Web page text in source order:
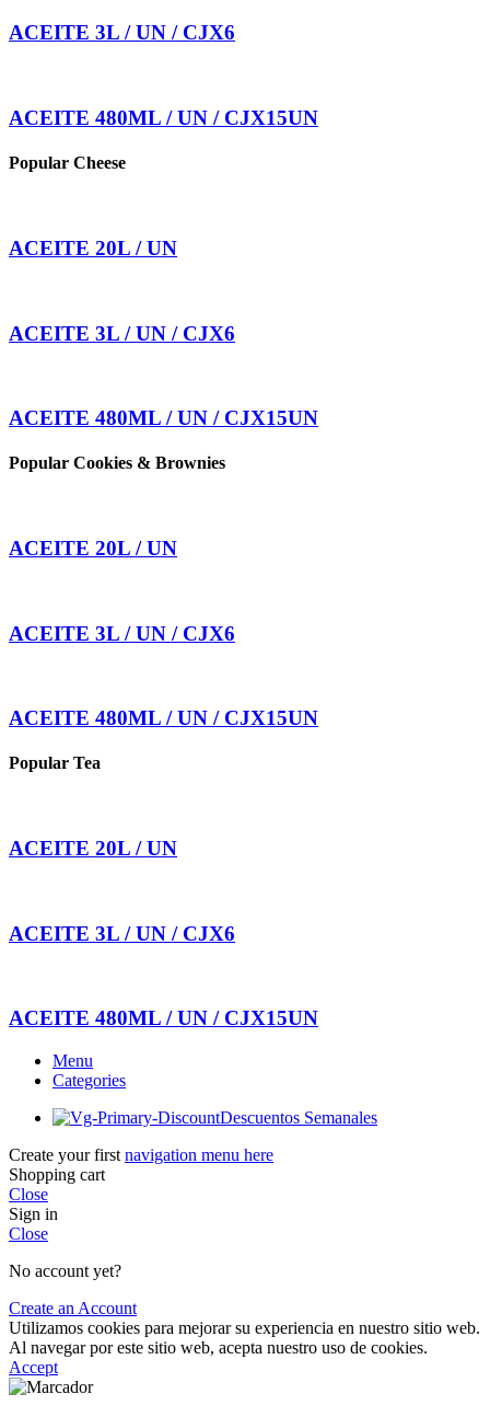
ACEITE 3L / UN / CJX6
ACEITE 480ML / UN / CJX15UN
Popular Cheese
ACEITE 20L / UN
ACEITE 3L / UN / CJX6
ACEITE 480ML / UN / CJX15UN
Popular Cookies & Brownies
ACEITE 20L / UN
ACEITE 3L / UN / CJX6
ACEITE 480ML / UN / CJX15UN
Popular Tea
ACEITE 20L / UN
ACEITE 3L / UN / CJX6
ACEITE 480ML / UN / CJX15UN
Menu
Categories
Descuentos Semanales
Create your first navigation menu here
Shopping cart
Close
Sign in
Close
No account yet?
Create an Account
Utilizamos cookies para mejorar su experiencia en nuestro sitio web.
Al navegar por este sitio web, acepta nuestro uso de cookies.
Accept